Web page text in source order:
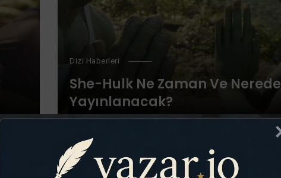
Dizi Haberleri
She-Hulk Ne Zaman Ve Nerede
Yayınlanacak?